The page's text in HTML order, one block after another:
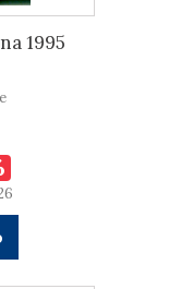
1995